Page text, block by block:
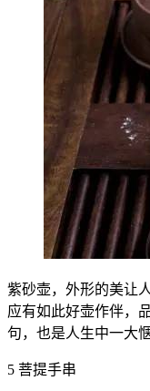
紫砂壶，外形的美让
应有如此好壶作伴，
句，也是人生中一大
5 菩提手串